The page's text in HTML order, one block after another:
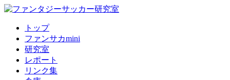
トップ
ファンサカmini
研究室
レポート
リンク集